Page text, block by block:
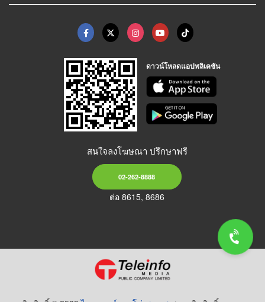
ดาวน์โหลดแอปพลิเคชัน
สนใจลงโฆษณา ปรึกษาฟรี
02-262-8888
ต่อ 8615, 8686